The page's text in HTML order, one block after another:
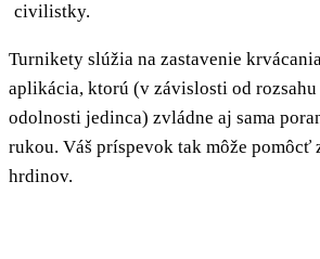
civilistky.
Turnikety slúžia na zastavenie
aplikácia, ktorú (v závislosti od rozsahu
odolnosti jedinca) zvládne aj sama
rukou. Váš príspevok tak môže
hrdinov.